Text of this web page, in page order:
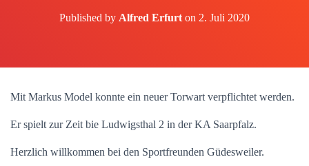
A
Published by Alfred Erfurt on 2. Juli 2020
Mit Markus Model konnte ein neuer Torwart verpflichtet werden.
Er spielt zur Zeit bie Ludwigsthal 2 in der KA Saarpfalz.
Herzlich willkommen bei den Sportfreunden Güdesweiler.